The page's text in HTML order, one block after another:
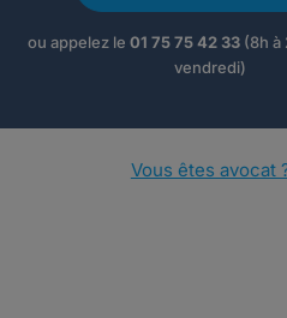
ou appelez le 01 75 75 42 33(8h à
vendredi)
Vous êtes avocat